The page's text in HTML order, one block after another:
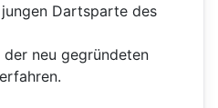
Dartsparte des
neu gegründeten